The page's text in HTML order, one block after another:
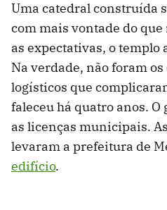
Uma catedral construída
com mais vontade do
as expectativas, o templo
Na verdade, não foram
logísticos que
faleceu há quatro anos.
as licenças municipais.
levaram a prefeitura de
edifício.